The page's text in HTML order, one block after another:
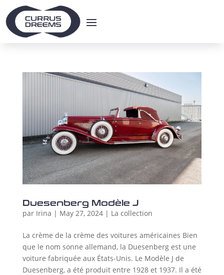
Duesenberg Modèle J
par Irina | May 27, 2024| La collection
La crème de la crème des voitures américaines Bien
que le nom sonne allemand, la Duesenberg est une
voiture fabriquée aux États-Unis. Le Modèle J de
Duesenberg, a été produit entre 1928 et 1937. Il a été